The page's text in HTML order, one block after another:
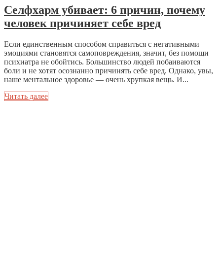
Селфхарм убивает: 6 причин, почему
человек причиняет себе вред
Если единственным способом справиться с негативными
эмоциями становятся самоповреждения, значит, без помощи
психиатра не обойтись. Большинство людей побаиваются
боли и не хотят осознанно причинять себе вред. Однако, увы,
наше ментальное здоровье — очень хрупкая вещь. И...
Читать далее